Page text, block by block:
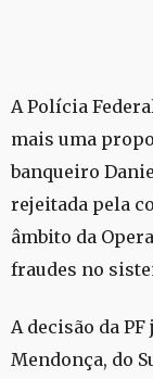
A Polícia
mais uma
banqueiro
rejeitada pela
âmbito da
fraudes no
A decisão da
Mendonça, do